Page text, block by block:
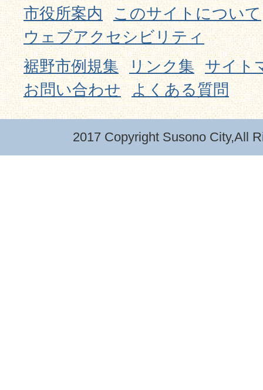
市役所案内
このサイトについて
ウェブアクセシビリティ
裾野市例規集
リンク集
サイト
お問い合わせ
よくある質問
2017 Copyright Susono City,All